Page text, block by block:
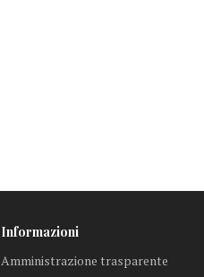
Informazioni
Amministrazione trasparente